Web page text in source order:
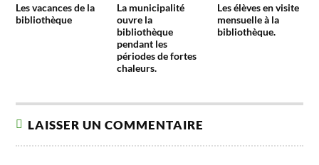
Les vacances de la
bibliothèque
La municipalité
ouvre la
bibliothèque
pendant les
périodes de fortes
chaleurs.
Les élèves en visite
mensuelle à la
bibliothèque.
LAISSER UN COMMENTAIRE